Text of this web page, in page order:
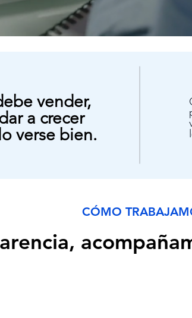
vender,
a crecer
verse bien.
CÓMO